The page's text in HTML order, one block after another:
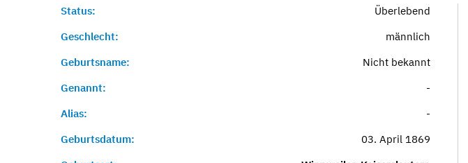
Status:
Überlebend
Geschlecht:
männlich
Geburtsname:
Nicht bekannt
Genannt:
-
Alias:
-
Geburtsdatum:
03. April 1869